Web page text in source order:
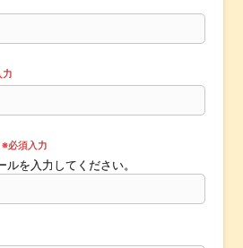
力
※必須入力
を入力してください。